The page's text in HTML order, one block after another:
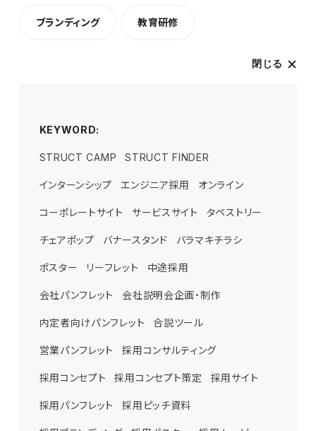
ブランディング 教育研修
KEYWORD:
STRUCT CAMP STRUCT FINDER
インターンシップ エンジニア採用 オンライン
コーポレートサイト サービスサイト タペストリー
チェアポップ バナースタンド バラマキチラシ
ポスター リーフレット 中途採用
会社パンフレット 会社説明会企画・制作
内定者向けパンフレット 合説ツール
営業パンフレット 採用コンサルティング
採用コンセプト 採用コンセプト策定 採用サイト
採用パンフレット 採用ピッチ資料